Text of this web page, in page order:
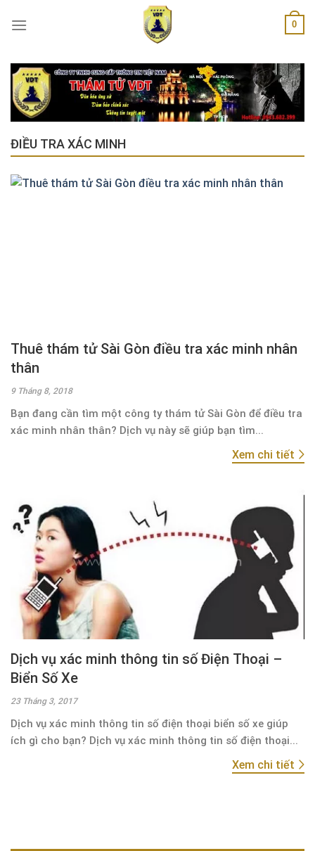
0
ĐIỀU TRA XÁC MINH
Thuê thám tử Sài Gòn điều tra xác minh nhân
thân
9 Tháng 8, 2018
Bạn đang cần tìm một công ty thám tử Sài Gòn để điều tra
xác minh nhân thân? Dịch vụ này sẽ giúp bạn tìm...
Xem chi tiết
Dịch vụ xác minh thông tin số Điện Thoại –
Biển Số Xe
23 Tháng 3, 2017
Dịch vụ xác minh thông tin số điện thoại biển số xe giúp
ích gì cho bạn? Dịch vụ xác minh thông tin số điện thoại...
Xem chi tiết